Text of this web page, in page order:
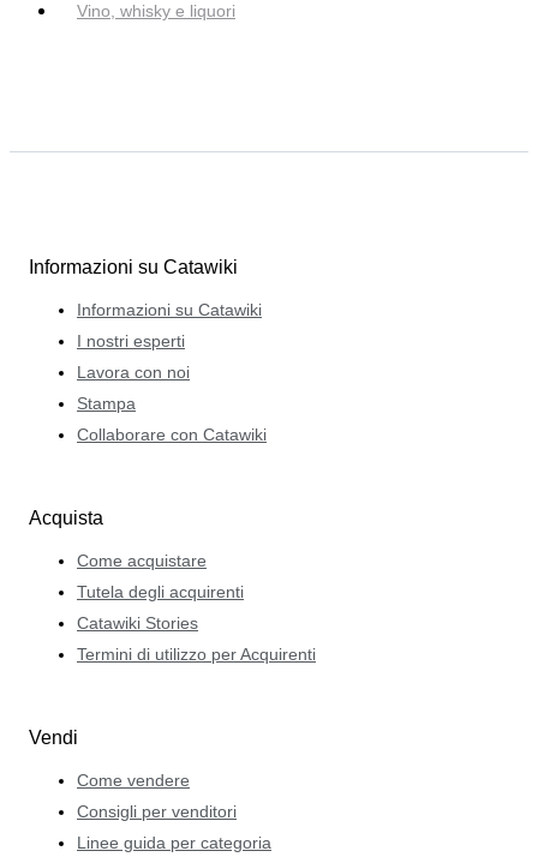
Vino, whisky e liquori
Informazioni su Catawiki
Informazioni su Catawiki
I nostri esperti
Lavora con noi
Stampa
Collaborare con Catawiki
Acquista
Come acquistare
Tutela degli acquirenti
Catawiki Stories
Termini di utilizzo per Acquirenti
Vendi
Come vendere
Consigli per venditori
Linee guida per categoria